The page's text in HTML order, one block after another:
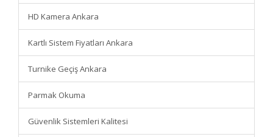
HD Kamera Ankara
Kartlı Sistem Fiyatları Ankara
Turnike Geçiş Ankara
Parmak Okuma
Güvenlik Sistemleri Kalitesi